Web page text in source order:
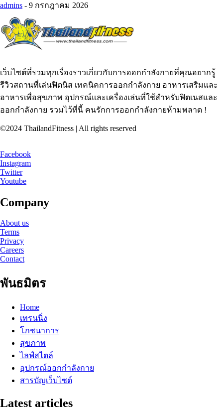
admins - 9 กรกฎาคม 2026
เว็บไซต์ที่รวมทุกเรื่องราวเกี่ยวกับการออกกำลังกายที่คุณอยากรู้
รีวิวสถานที่เล่นฟิตนิส เทคนิคการออกกำลังกาย อาหารเสริมและ
อาหารเพื่อสุขภาพ อุปกรณ์และเครื่องเล่นที่ใช้สำหรับฟิตเนสและ
ออกกำลังกาย รวมไว้ที่นี้ คนรักการออกกำลังกายห้ามพลาด !
©2024 ThailandFitness | All rights reserved
Facebook
Instagram
Twitter
Youtube
Company
About us
Terms
Privacy
Careers
Contact
พันธมิตร
Home
เทรนนิ่ง
โภชนาการ
สุขภาพ
ไลฟ์สไตล์
อุปกรณ์ออกกำลังกาย
สารบัญเว็บไซต์
Latest articles